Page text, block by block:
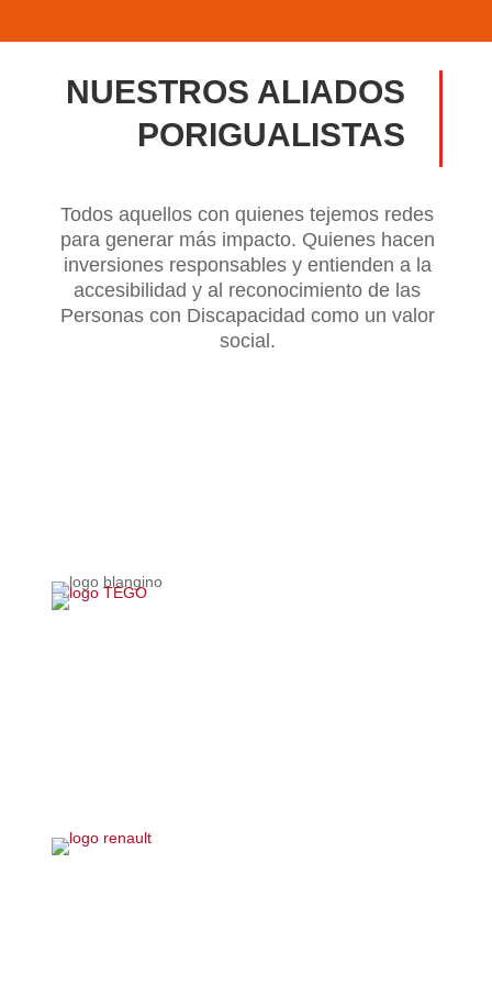
NUESTROS ALIADOS
PORIGUALISTAS
Todos aquellos con quienes tejemos redes
para generar más impacto. Quienes hacen
inversiones responsables y entienden a la
accesibilidad y al reconocimiento de las
Personas con Discapacidad como un valor
social.